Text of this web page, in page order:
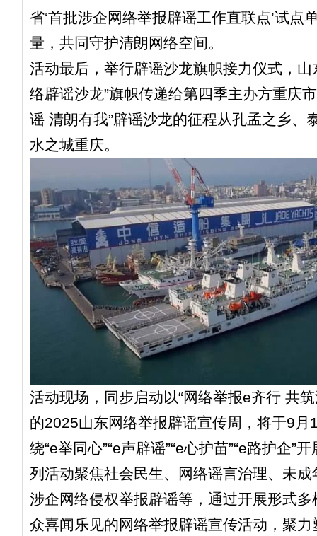
省‘首批涉企网络举报辟谣工作直联点’试点
量，共同守护清朗网络空间。
活动最后，举行辟谣沙龙旗帜接力仪式，山
络辟谣沙龙”旗帜传递给第四季主办方重庆
谣 清朗有我”辟谣沙龙的征程从孔孟之乡、
水之城重庆。
活动现场，同步启动以“网络举报e齐行 共
的2025山东网络举报辟谣宣传周，将于9月
绕“e举同心”“e声辟谣”“e心护苗”“e路护企”
列活动聚焦社会民生、网络谣言治理、未
涉企网络侵权举报辟谣等，通过开展形式
众喜闻乐见的网络举报辟谣宣传活动，聚